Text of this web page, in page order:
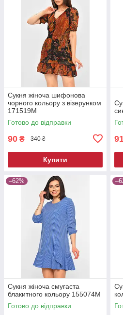
Сукня жіноча шифонова
чорного кольору з візерунком
171519M
Готово до відправки
90 ₴ 340 ₴
Купити
–62%
Сукня жіноча смугаста
блакитного кольору 155074M
Готово до відправки